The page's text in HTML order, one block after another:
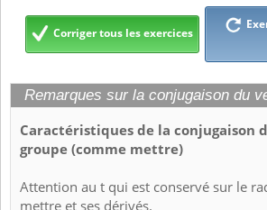
Corriger tous les exercices
Remarques sur la conjugaison du
Caractéristiques de la conjugaison
groupe (comme mettre)
Attention au t qui est conservé sur le
mettre et ses dérivés.